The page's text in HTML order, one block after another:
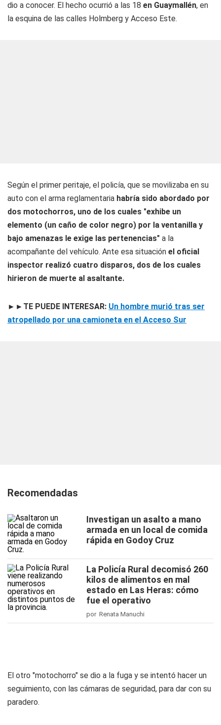
dio a conocer. El hecho ocurrió a las 18 en Guaymallén, en
la esquina de las calles Holmberg y Acceso Este.
Según el primer peritaje, el policía, que se movilizaba en su
auto con el arma reglamentaria habría sido abordado por
dos motochorros, uno de los cuales "exhibe un
elemento (un caño de color negro) por la ventanilla y
bajo amenazas le exige las pertenencias" a la
acompañante del vehículo. Ante esa situación el oficial
inspector realizó cuatro disparos, dos de los cuales
hirieron de muerte al asaltante.
►►TE PUEDE INTERESAR: Un hombre murió tras ser
atropellado por una camioneta en el Acceso Sur
Recomendadas
Investigan un asalto a mano
armada en un local de comida
rápida en Godoy Cruz
La Policía Rural decomisó 260
kilos de alimentos en mal
estado en Las Heras: cómo
fue el operativo
por Renata Manuchi
El otro "motochorro" se dio a la fuga y se intentó hacer un
seguimiento, con las cámaras de seguridad, para dar con su
paradero.